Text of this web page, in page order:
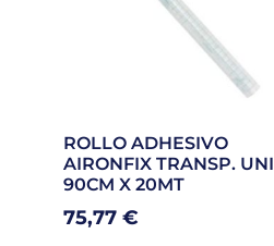
ROLLO ADHESIVO
AIRONFIX TRANSP. UNI
90CM X 20MT
75,77 €